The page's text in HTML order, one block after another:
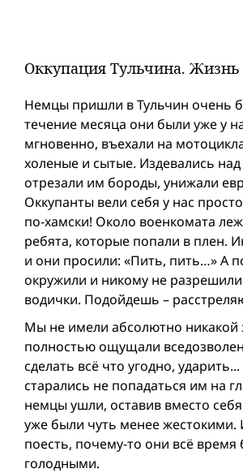
Оккупация Тульчина. Жизнь
Немцы пришли в Тульчин очень
течение месяца они были уже у
мгновенно, въехали на
холеные и сытые. Издевались
отрезали им бороды, унижали
Оккупанты вели себя у нас
по-хамски! Около военкомата
ребята, которые попали в плен.
и они просили: «Пить, пить…» А
окружили и никому не
водички. Подойдешь –
Мы не имели абсолютно никакой
полностью ощущали
сделать всё что угодно,
старались не попадаться им на
немцы ушли, оставив вместо
уже были чуть менее жестокими.
поесть, почему-то они всё время
голодными.